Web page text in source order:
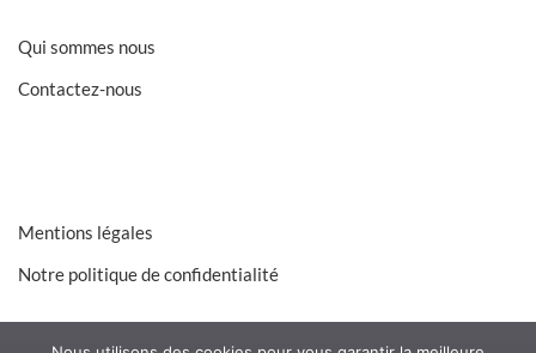
Qui sommes nous
Contactez-nous
Mentions légales
Notre politique de confidentialité